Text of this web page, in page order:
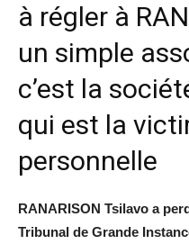
à régler à
un simple
c’est la
qui est la
personnelle
RANARISON Tsilavo a
Tribunal de Grande